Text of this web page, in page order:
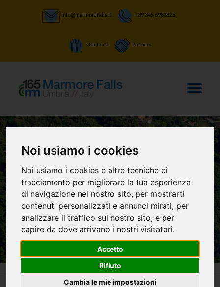
Noi usiamo i cookies
Noi usiamo i cookies e altre tecniche di
tracciamento per migliorare la tua esperienza
di navigazione nel nostro sito, per mostrarti
contenuti personalizzati e annunci mirati, per
analizzare il traffico sul nostro sito, e per
capire da dove arrivano i nostri visitatori.
Accetto
Rifiuto
Cambia le mie impostazioni
info@marmorefalls.it +39 345 6983825
Ospitalità Partners
LASCIATI STUPIRE:
Villa Morandi
La Cascata delle Marmore e non solo